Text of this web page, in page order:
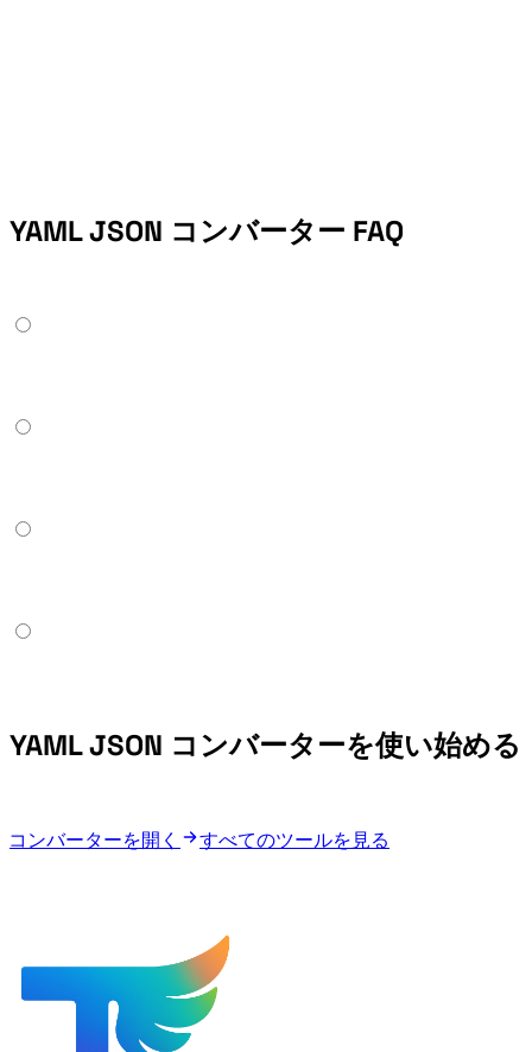
YAML JSON コンバーター FAQ
YAML JSON コンバーターを使い始める
YAML JSON コンバーターを開く すべてのツールを見る